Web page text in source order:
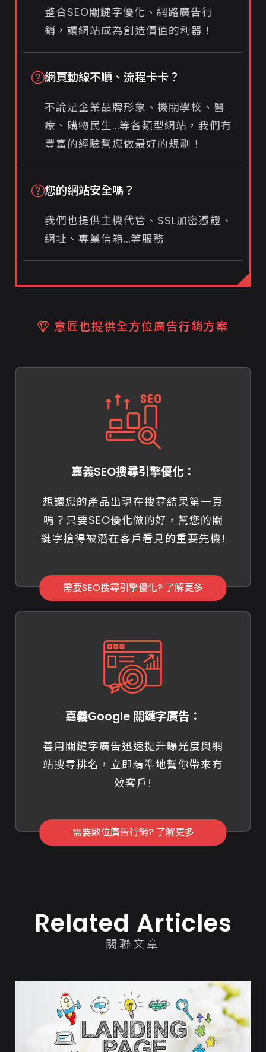
整合SEO關鍵字優化、網路廣告行
銷，讓網站成為創造價值的利器！
網頁動線不順、流程卡卡？
不論是企業品牌形象、機關學校、醫
療、購物民生...等各類型網站，我們有
豐富的經驗幫您做最好的規劃！
您的網站安全嗎？
我們也提供主機代管、SSL加密憑證、
網址、專業信箱...等服務
意匠也提供全方位廣告行銷方案
嘉義SEO搜尋引擎優化：
想讓您的產品出現在搜尋結果第一頁
嗎？只要SEO優化做的好，幫您的關
鍵字搶得被潛在客戶看見的重要先機!
需要SEO搜尋引擎優化? 了解更多
嘉義Google 關鍵字廣告：
善用關鍵字廣告迅速提升曝光度與網
站搜尋排名，立即精準地幫你帶來有
效客戶!
需要數位廣告行銷? 了解更多
Related Articles
關聯文章